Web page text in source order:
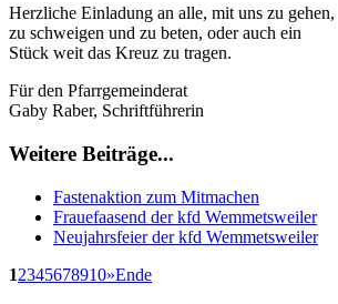
Herzliche Einladung an alle, mit uns zu gehen,
zu schweigen und zu beten, oder auch ein
Stück weit das Kreuz zu tragen.
Für den Pfarrgemeinderat
Gaby Raber, Schriftführerin
Weitere Beiträge...
Fastenaktion zum Mitmachen
Frauefaasend der kfd Wemmetsweiler
Neujahrsfeier der kfd Wemmetsweiler
12345678910»Ende